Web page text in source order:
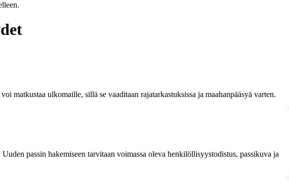
matkustaa ulkomaille, sillä se vaaditaan rajatarkastuksissa ja maahanpääsyä varten.
passin hakemiseen tarvitaan voimassa oleva henkilöllisyystodistus, passikuva ja